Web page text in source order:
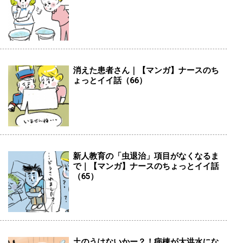
消えた患者さん｜【マンガ】ナースのち
ょっとイイ話（66）
新人教育の「虫退治」項目がなくなるま
で｜【マンガ】ナースのちょっとイイ話
（65）